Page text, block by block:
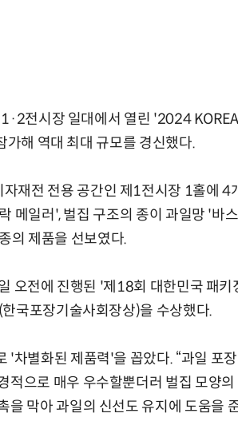
전시장 일대에서 열린 '2024
해 역대 최대 규모를 경신했다.
재전 전용 공간인 제1전시장 1홀에 4
메일러', 벌집 구조의 종이 과일망 '바
의 제품을 선보였다.
오전에 진행된 '제18회 대한민국 패키
국포장기술사회장상)을 수상했다.
'차별화된 제품력'을 꼽았다. “과일 포
적으로 매우 우수할뿐더러 벌집 모양
을 막아 과일의 신선도 유지에 도움을